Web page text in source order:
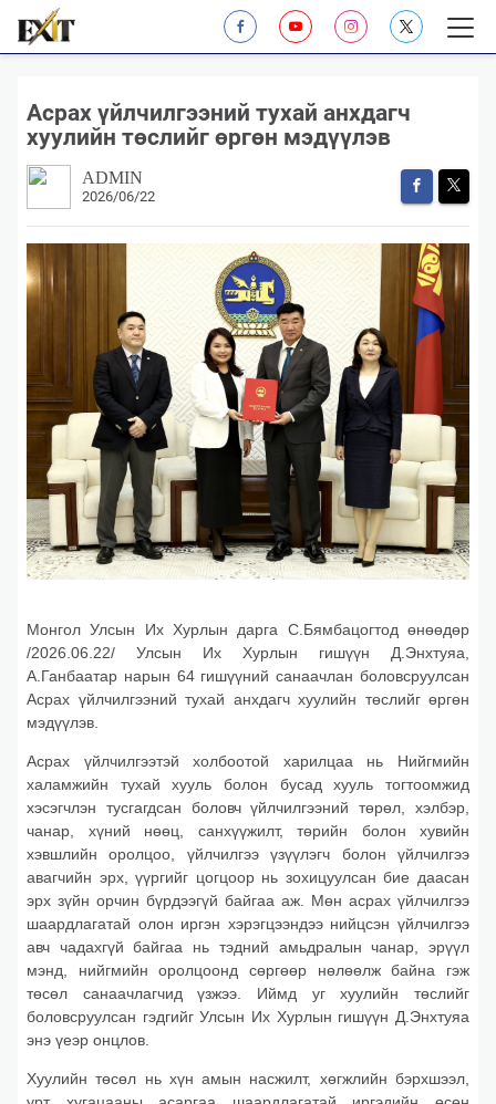
Асрах үйлчилгээний тухай анхдагч
хуулийн төслийг өргөн мэдүүлэв
ADMIN
2026/06/22
Монгол Улсын Их Хурлын дарга С.Бямбацогтод өнөөдөр
/2026.06.22/ Улсын Их Хурлын гишүүн Д.Энхтуяа,
А.Ганбаатар нарын 64 гишүүний санаачлан боловсруулсан
Асрах үйлчилгээний тухай анхдагч хуулийн төслийг өргөн
мэдүүлэв.
Асрах үйлчилгээтэй холбоотой харилцаа нь Нийгмийн
халамжийн тухай хууль болон бусад хууль тогтоомжид
хэсэгчлэн тусгагдсан боловч үйлчилгээний төрөл, хэлбэр,
чанар, хүний нөөц, санхүүжилт, төрийн болон хувийн
хэвшлийн оролцоо, үйлчилгээ үзүүлэгч болон үйлчилгээ
авагчийн эрх, үүргийг цогцоор нь зохицуулсан бие даасан
эрх зүйн орчин бүрдээгүй байгаа аж. Мөн асрах үйлчилгээ
шаардлагатай олон иргэн хэрэгцээндээ нийцсэн үйлчилгээ
авч чадахгүй байгаа нь тэдний амьдралын чанар, эрүүл
мэнд, нийгмийн оролцоонд сөргөөр нөлөөлж байна гэж
төсөл санаачлагчид үзжээ. Иймд уг хуулийн төслийг
боловсруулсан гэдгийг Улсын Их Хурлын гишүүн Д.Энхтуяа
энэ үеэр онцлов.
Хуулийн төсөл нь хүн амын насжилт, хөгжлийн бэрхшээл,